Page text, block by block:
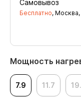
Мощность
7.9 11.7
Самовывоз
Бесплатно,